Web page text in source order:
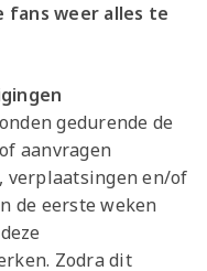
fans weer alles te
gedurende de
aanvragen
verplaatsingen en/of
de eerste weken
Zodra dit